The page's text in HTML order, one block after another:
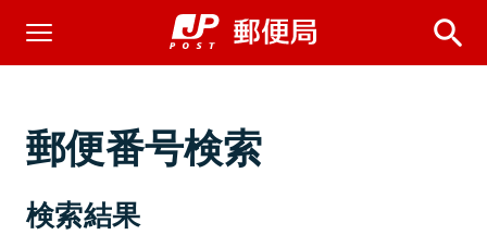
郵便番号検索
検索結果